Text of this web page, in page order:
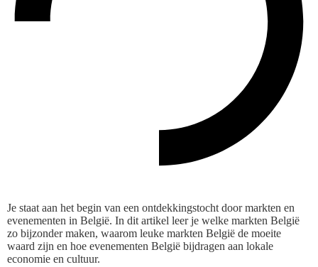
Je staat aan het begin van een ontdekkingstocht door markten en
evenementen in België. In dit artikel leer je welke markten België
zo bijzonder maken, waarom leuke markten België de moeite
waard zijn en hoe evenementen België bijdragen aan lokale
economie en cultuur.